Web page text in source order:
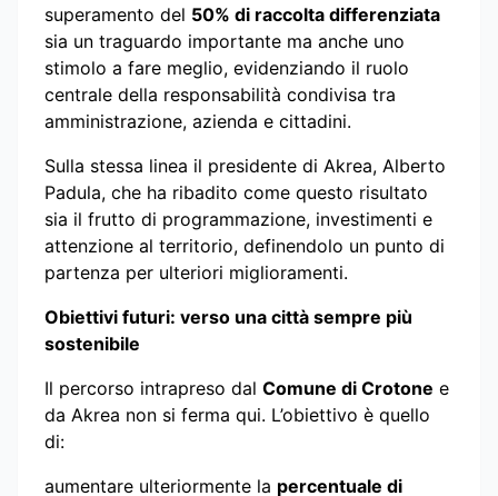
superamento del 50% di raccolta differenziata
sia un traguardo importante ma anche uno
stimolo a fare meglio, evidenziando il ruolo
centrale della responsabilità condivisa tra
amministrazione, azienda e cittadini.
Sulla stessa linea il presidente di Akrea, Alberto
Padula, che ha ribadito come questo risultato
sia il frutto di programmazione, investimenti e
attenzione al territorio, definendolo un punto di
partenza per ulteriori miglioramenti.
Obiettivi futuri: verso una città sempre più
sostenibile
Il percorso intrapreso dal Comune di Crotone e
da Akrea non si ferma qui. L’obiettivo è quello
di:
aumentare ulteriormente la percentuale di